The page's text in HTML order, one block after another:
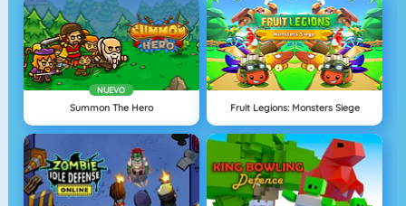
NUEVO
Summon The Hero Fruit Legions: Monsters Siege